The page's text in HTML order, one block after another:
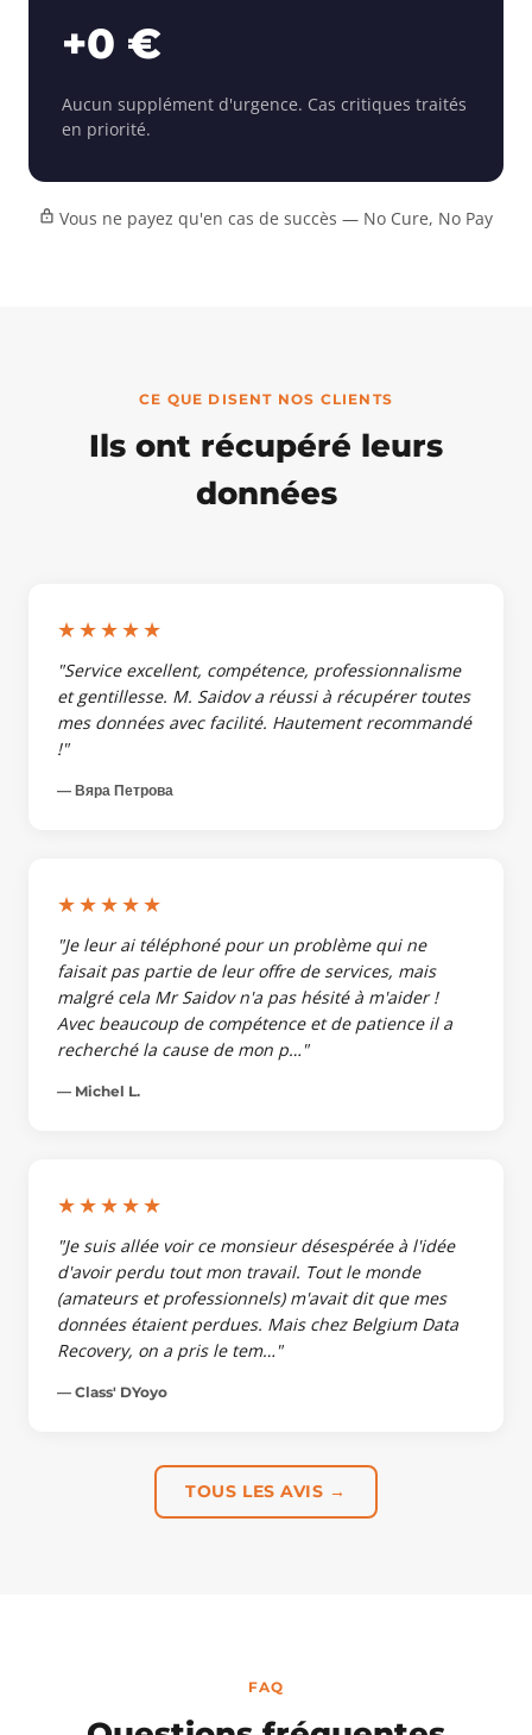
+0 €
Aucun supplément d'urgence. Cas critiques traités
en priorité.
Vous ne payez qu'en cas de succès — No Cure, No Pay
CE QUE DISENT NOS CLIENTS
Ils ont récupéré leurs
données
★★★★★
"Service excellent, compétence, professionnalisme
et gentillesse. M. Saidov a réussi à récupérer toutes
mes données avec facilité. Hautement recommandé
!"
— Вяра Петрова
★★★★★
"Je leur ai téléphoné pour un problème qui ne
faisait pas partie de leur offre de services, mais
malgré cela Mr Saidov n'a pas hésité à m'aider !
Avec beaucoup de compétence et de patience il a
recherché la cause de mon p…"
— Michel L.
★★★★★
"Je suis allée voir ce monsieur désespérée à l'idée
d'avoir perdu tout mon travail. Tout le monde
(amateurs et professionnels) m'avait dit que mes
données étaient perdues. Mais chez Belgium Data
Recovery, on a pris le tem…"
— Class' DYoyo
TOUS LES AVIS →
FAQ